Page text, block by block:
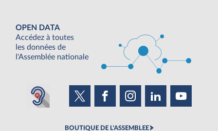
OPEN DATA
Accédez à toutes
les données de
l'Assemblée nationale
BOUTIQUE DE L'ASSEMBLEE